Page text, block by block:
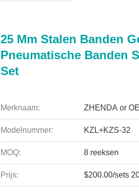
25 Mm Stalen Banden
Pneumatische Banden
Set
Merknaam: ZHENDA or
Modelnummer: KZL+KZS-32
MOQ: 8 reeksen
Prijs: $200.00/sets